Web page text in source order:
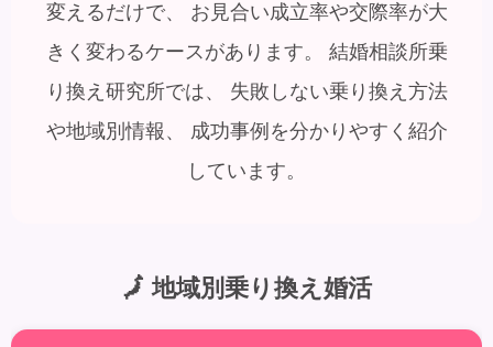
変えるだけで、 お見合い成立率や交際率が大
きく変わるケースがあります。 結婚相談所乗
り換え研究所では、 失敗しない乗り換え方法
や地域別情報、 成功事例を分かりやすく紹介
しています。
🗾 地域別乗り換え婚活